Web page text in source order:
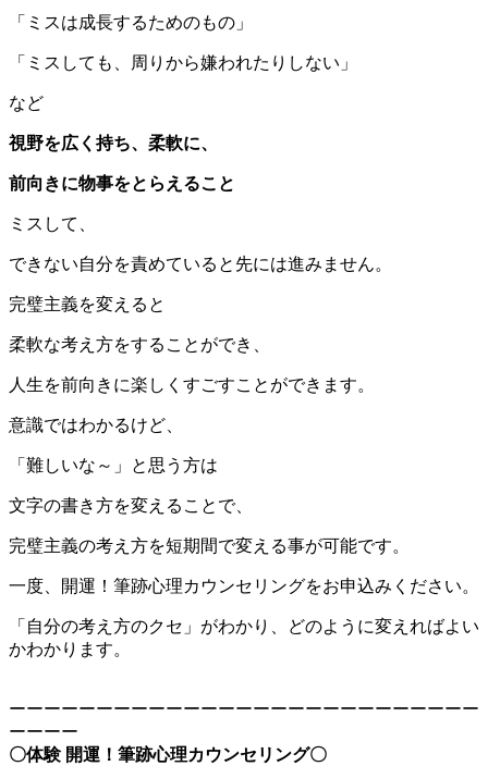
「ミスは成長するためのもの」
「ミスしても、周りから嫌われたりしない」
など
視野を広く持ち、 柔軟に、
前向きに物事をとらえること
ミスして、
できない自分を責めていると先には進みません。
完璧主義を変えると
柔軟な考え方をすることができ、
人生を前向きに楽しくすごすことができます。
意識ではわかるけど、
「難しいな～」と思う方は
文字の書き方を変えることで、
完璧主義の考え方を短期間で変える事が可能です。
一度、開運！筆跡心理カウンセリングをお申込みください。
「自分の考え方のクセ」がわかり、どのように変えればよい
かわかります。
ーーーーーーーーーーーーーーーーーーーーーーーーーーー
ーーーー
〇体験 開運！筆跡心理カウンセリング〇